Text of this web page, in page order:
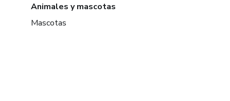
Animales y mascotas
Mascotas